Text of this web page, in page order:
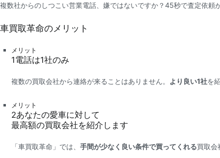
複数社からのしつこい営業電話、嫌ではないですか？45秒で査定依頼
車買取革命のメリット
メリット
1電話は1社のみ
複数の買取会社から連絡が来ることはありません。 より良い1社を
メリット
2あなたの愛車に対して
最高額の買取会社を紹介します
「車買取革命」では、手間が少なく良い条件で買ってくれる買取会